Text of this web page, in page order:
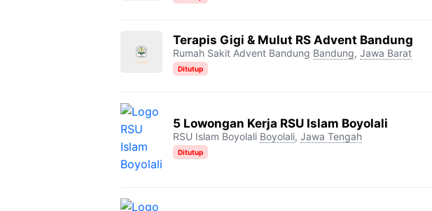
Terapis Gigi & Mulut RS Advent Bandung
Rumah Sakit Advent Bandung Bandung, Jawa Barat
Ditutup
5 Lowongan Kerja RSU Islam Boyolali
RSU Islam Boyolali Boyolali, Jawa Tengah
Ditutup